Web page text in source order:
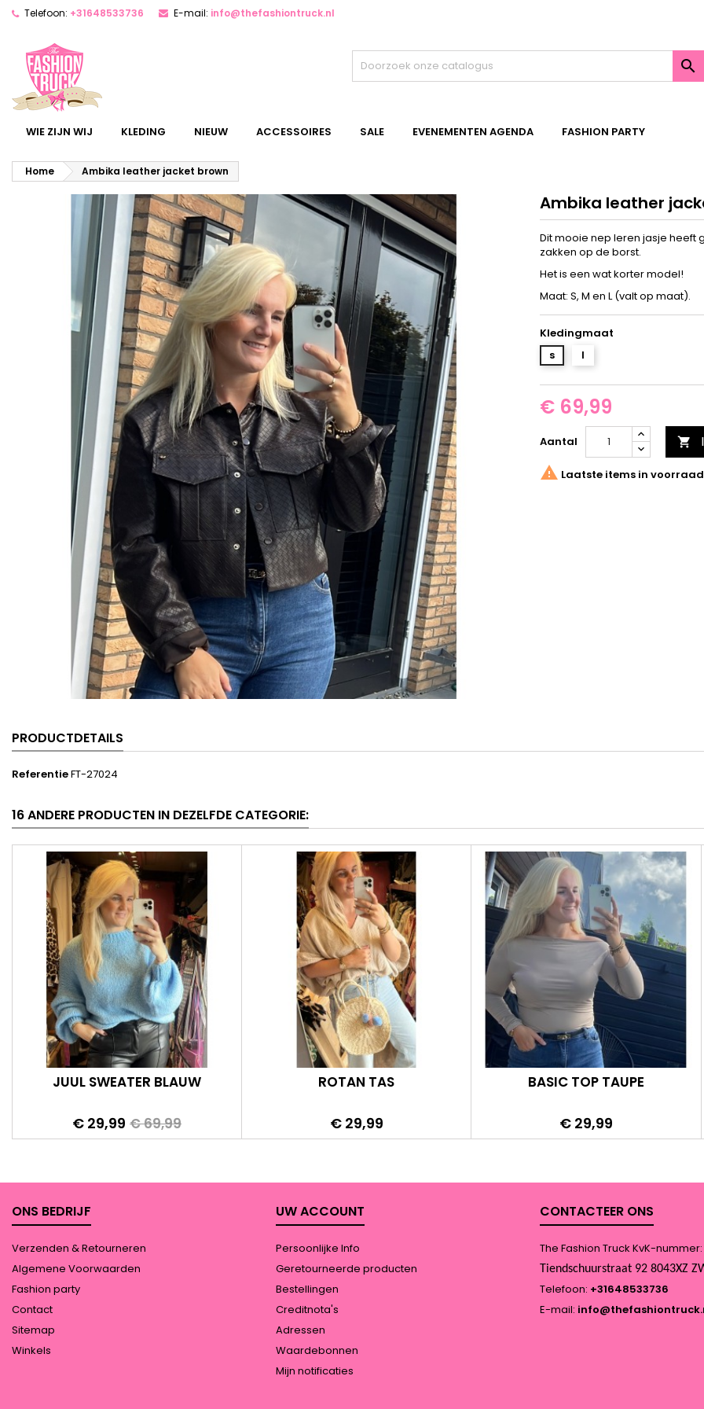
Telefoon: +31648533736 E-mail: info@thefashiontruck.nl

WIE ZIJN WIJ KLEDING NIEUW ACCESSOIRES SALE EVENEMENTEN AGENDA FASHION PARTY
Home Ambika leather jacket brown
Ambika leather
Dit mooie nep leren jasje heeft
zakken op de borst.
Het is een wat korter model!
Maat: S, M en L (valt op maat).
Kledingmaat
s
l
€ 69,99
Aantal 
 Laatste items in voorraad
PRODUCTDETAILS
ReferentieFT-27024
16 ANDERE PRODUCTEN IN DEZELFDE CATEGORIE:
JUUL SWEATER BLAUW
Prijs
€ 29,99 Normale
prijs
€ 69,99
ROTAN TAS
Prijs
€ 29,99
BASIC TOP TAUPE
Prijs
€ 29,99
ONS BEDRIJF
Verzenden & Retourneren
Algemene Voorwaarden
Fashion party
Contact
Sitemap
Winkels
UW ACCOUNT
Persoonlijke Info
Geretourneerde producten
Bestellingen
Creditnota's
Adressen
Waardebonnen
Mijn notificaties
CONTACTEER ONS
The Fashion Truck KvK-
Tiendschuurstraat 92 8043XZ
Telefoon: +31648533736
E-mail: